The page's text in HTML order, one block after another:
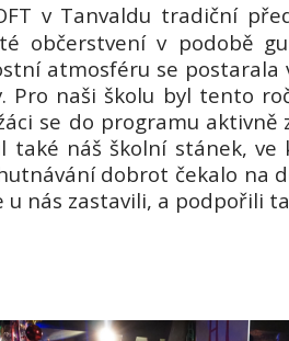
v Tanvaldu tradiční
občerstvení v podobě
atmosféru se postarala
Pro naši školu byl tento
se do programu
také náš školní stánek,
dobrot čekalo na
u nás zastavili, a podpořili